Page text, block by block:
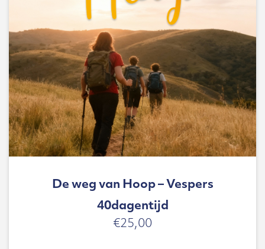
De weg van Hoop – Vespers
40dagentijd
€25,00